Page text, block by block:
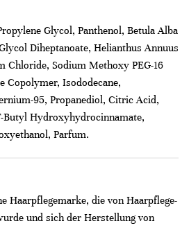
Glycol, Panthenol, Betula Alba
Diheptanoate, Helianthus Annuus
Chloride, Sodium Methoxy PEG-16
Copolymer, Isododecane,
95, Propanediol, Citric Acid,
Butyl Hydroxyhydrocinnamate,
Parfum.
Haarpflegemarke, die von Haarpflege-
und sich der Herstellung von